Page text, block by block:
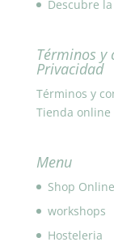
Descubre
Términos y
Privacidad
Términos y
Tienda online
Menu
Shop Online
workshops
Hosteleria